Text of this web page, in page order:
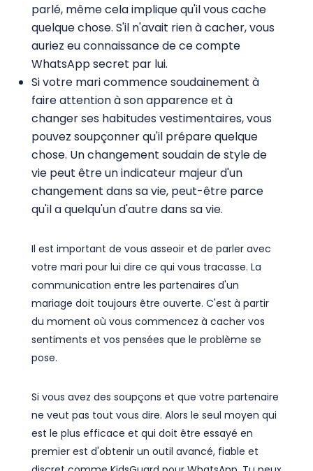
parlé, même cela implique qu'il vous cache
quelque chose. S'il n'avait rien à cacher, vous
auriez eu connaissance de ce compte
WhatsApp secret par lui.
Si votre mari commence soudainement à
faire attention à son apparence et à
changer ses habitudes vestimentaires, vous
pouvez soupçonner qu'il prépare quelque
chose. Un changement soudain de style de
vie peut être un indicateur majeur d'un
changement dans sa vie, peut-être parce
qu'il a quelqu'un d'autre dans sa vie.
Il est important de vous asseoir et de parler avec
votre mari pour lui dire ce qui vous tracasse. La
communication entre les partenaires d'un
mariage doit toujours être ouverte. C'est à partir
du moment où vous commencez à cacher vos
sentiments et vos pensées que le problème se
pose.
Si vous avez des soupçons et que votre partenaire
ne veut pas tout vous dire. Alors le seul moyen qui
est le plus efficace et qui doit être essayé en
premier est d'obtenir un outil avancé, fiable et